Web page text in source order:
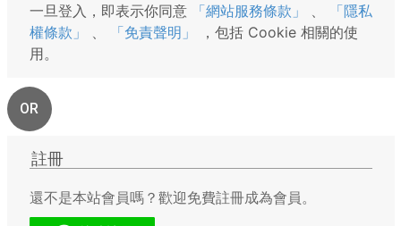
一旦登入，即表示你同意 「網站服務條款」
「隱私
權條款」
「免責聲明」
，包括 Cookie 相關的使
用。
OR
註冊
還不是本站會員嗎？歡迎免費註冊成為會員。